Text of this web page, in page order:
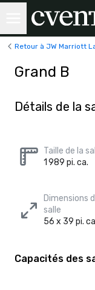
Retour à JW Marriott
Grand B
Détails de la
Taille de la
1 989 pi. ca.
Dimensions
salle
56 x 39 pi.
Capacités des